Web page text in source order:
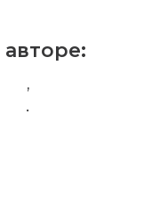
,
.